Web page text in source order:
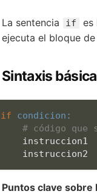
La sentencia if es
ejecuta el bloque
Sintaxis básica
if
condicion:
# código que
    instruccion1
    instruccion2
Puntos clave sobre